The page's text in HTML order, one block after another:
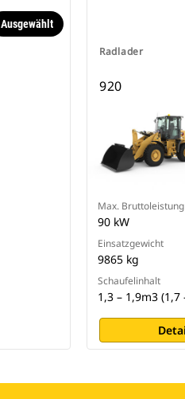
Ausgewählt
Radlader
920
Max. Bruttoleistung
90 kW
Einsatzgewicht
9865 kg
Schaufelinhalt
1,3 – 1,9m3 (1,7